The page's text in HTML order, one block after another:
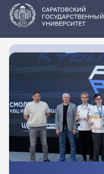
основному
содержанию
САРАТОВСКИЙ
ГОСУДАРСТВЕННЫЙ
УНИВЕРСИТЕТ